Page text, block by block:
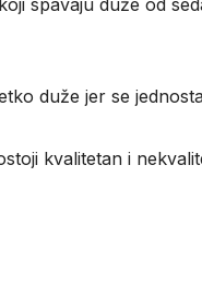
duže jer se
kvalitetan i